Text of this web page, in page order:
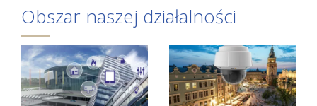
Obszar naszej działalności